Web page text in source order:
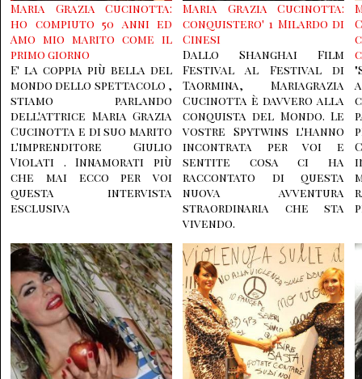
Maria Grazia Cucinotta:
ho compiuto 50 anni ed
Amo mio marito come il
primo giorno
E' la coppia più bella del
mondo dello spettacolo ,
stiamo parlando
dell'attrice Maria Grazia
Cucinotta e di suo marito
l'imprenditore Giulio
Violati . Innamorati più
che mai ecco per voi
questa intervista
esclusiva
Maria Grazia Cucinotta:
conquistero' 1 Milardo di
Cinesi
Dallo Shanghai Film
Festival al Festival di
Taormina, Mariagrazia
Cucinotta è davvero alla
conquista del Mondo. Le
vostre Spytwins l'hanno
incontrata per voi e
sentite cosa ci ha
raccontato di questa
nuova avventura
straordinaria che sta
vivendo.